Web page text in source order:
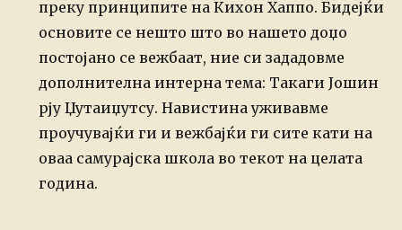
преку принципите на Кихон Хаппо. Бидејќи
основите се нешто што во нашето доџо
постојано се вежбаат, ние си зададовме
дополнителна интерна тема: Такаги Јошин
рју Џутаиџутсу. Навистина уживавме
проучувајќи ги и вежбајќи ги сите кати на
оваа самурајскашкола во текот на целата
година.